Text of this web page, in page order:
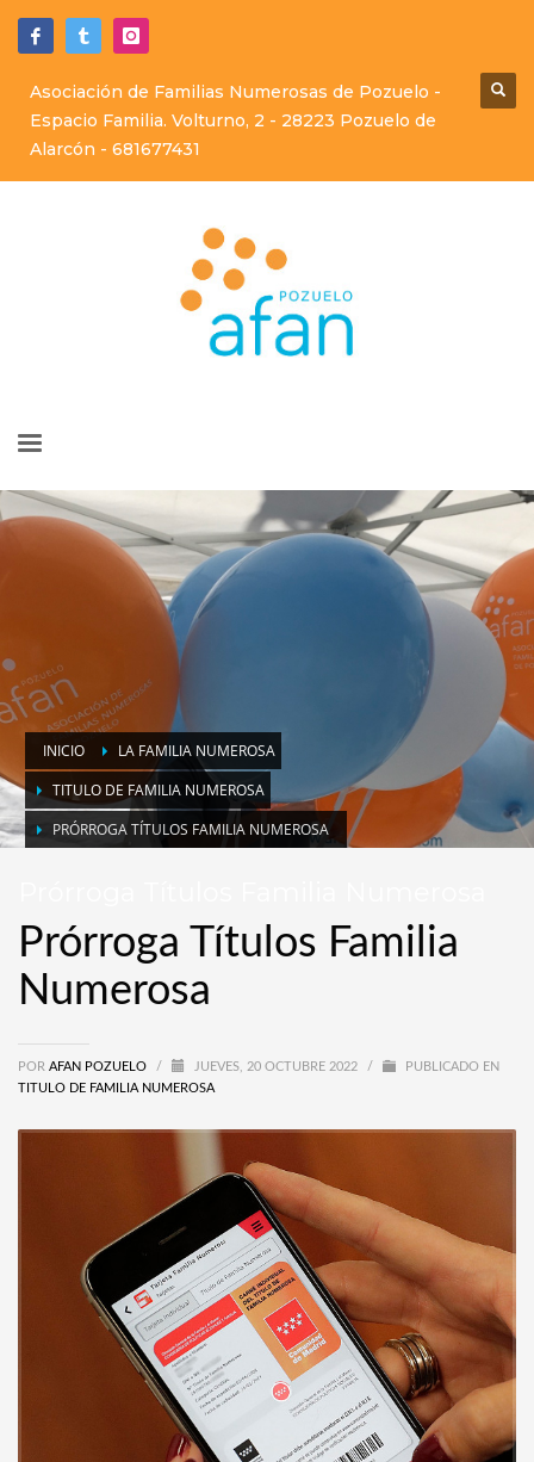
Asociación de Familias Numerosas de Pozuelo -
Espacio Familia. Volturno, 2 - 28223 Pozuelo de
Alarcón - 681677431
INICIO
LA FAMILIA NUMEROSA
TITULO DE FAMILIA NUMEROSA
PRÓRROGA TÍTULOS FAMILIA NUMEROSA
Prórroga Títulos Familia
Numerosa
POR AFAN POZUELO / JUEVES, 20 OCTUBRE 2022 /
PUBLICADO EN
TITULO DE FAMILIA NUMEROSA